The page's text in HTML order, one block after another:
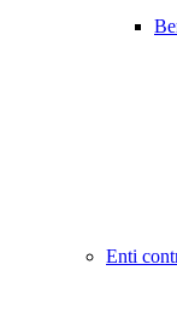
Enti